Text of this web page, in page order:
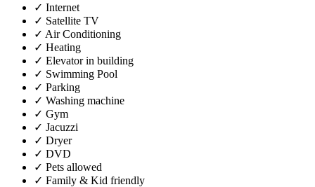
✓ Internet
✓ Satellite TV
✓ Air Conditioning
✓ Heating
✓ Elevator in building
✓ Swimming Pool
✓ Parking
✓ Washing machine
✓ Gym
✓ Jacuzzi
✓ Dryer
✓ DVD
✓ Pets allowed
✓ Family & Kid friendly